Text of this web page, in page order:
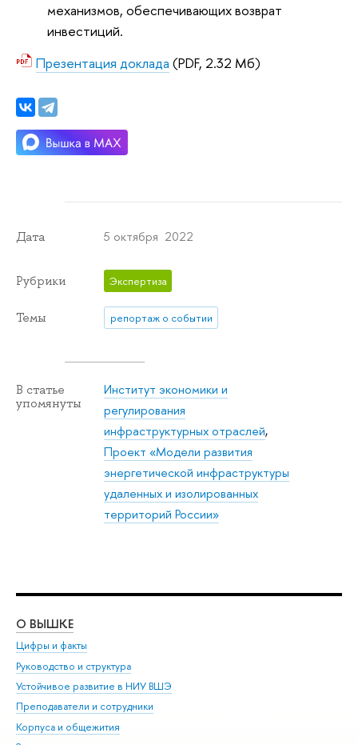
механизмов, обеспечивающих возврат
инвестиций.
Презентация доклада (PDF, 2.32 Мб)
Дата 5 октября 2022
Рубрики Экспертиза
Темы репортаж о событии
В статье
упомянуты
Институт экономики и
регулирования
инфраструктурных отраслей,
Проект «Модели развития
энергетической инфраструктуры
удаленных и изолированных
территорий России»
О ВЫШКЕ
Цифры и факты
Руководство и структура
Устойчивое развитие в НИУ ВШЭ
Преподаватели и сотрудники
Корпуса и общежития